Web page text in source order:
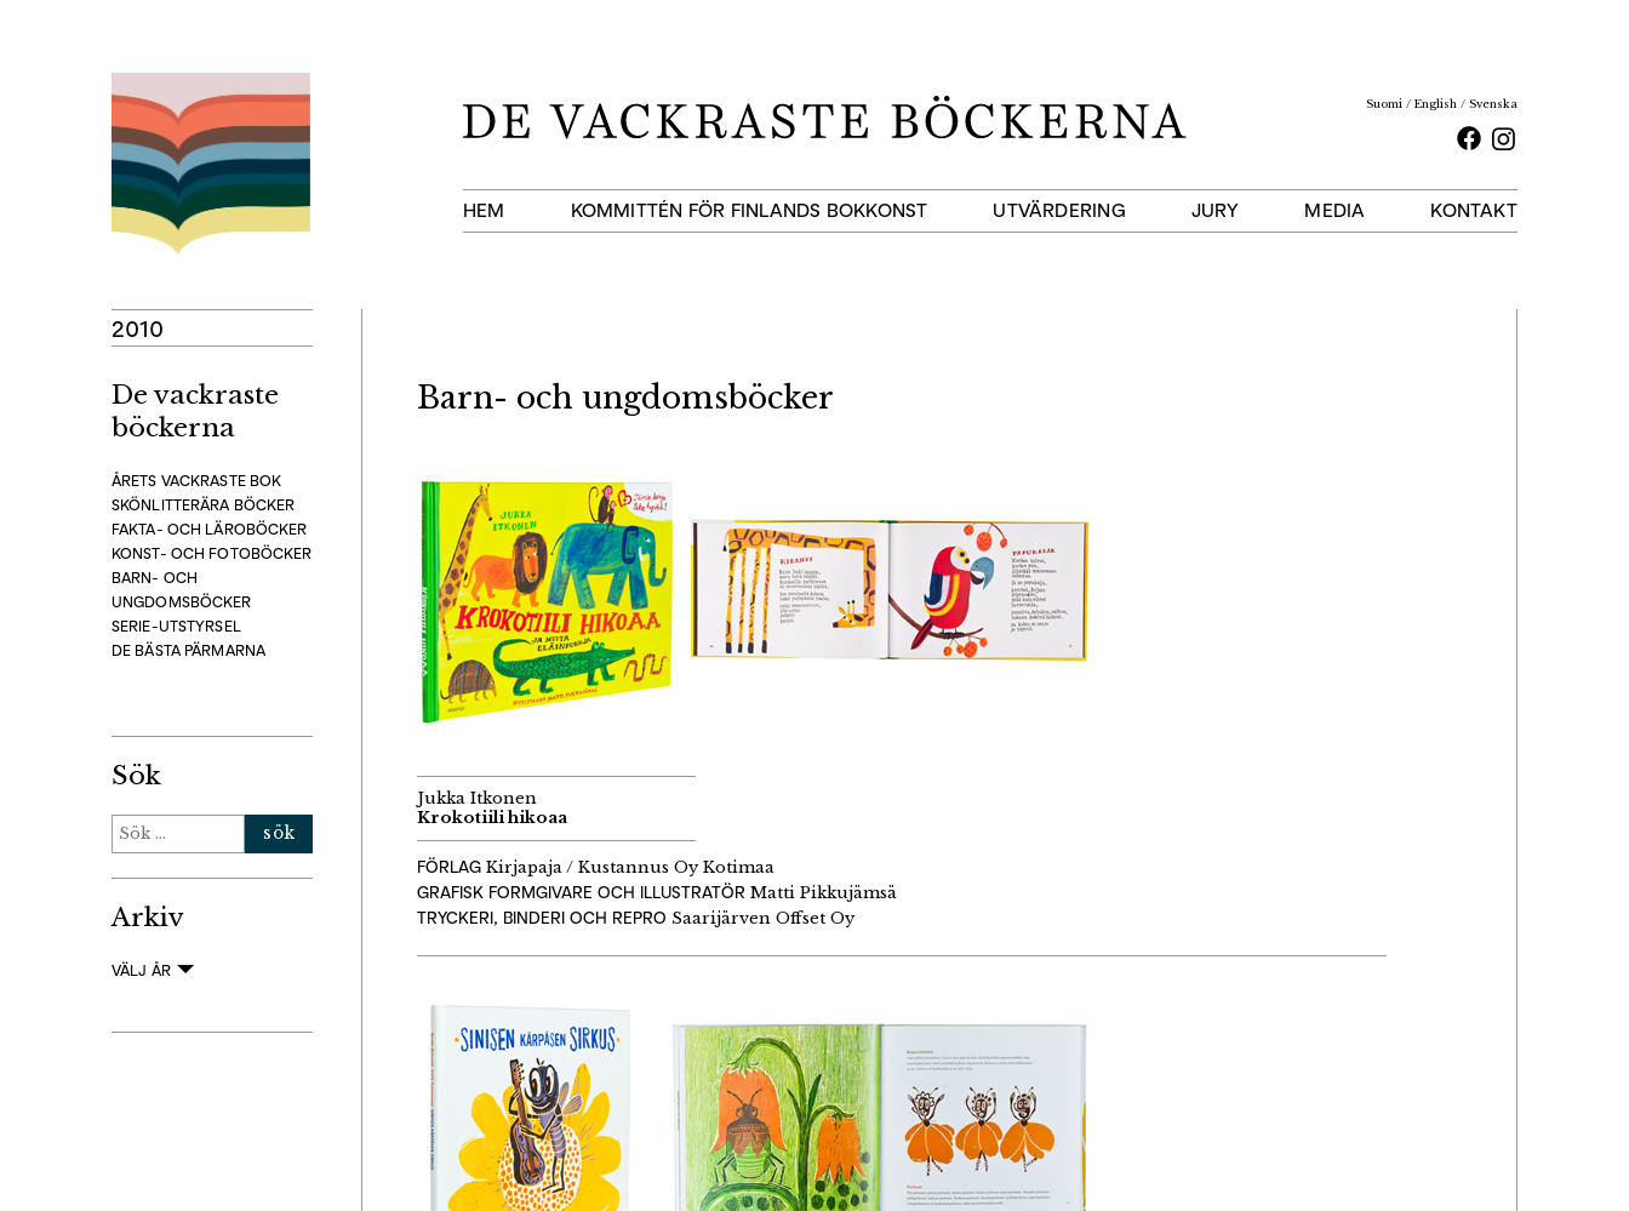
till
innehåll
Suomi English Svenska
Facebook
HEM KOMMITTÉN FÖR FINLANDS BOKKONST UTVÄRDERING JURY MEDIA KONTAKT
2010
De vackraste
böckerna
ÅRETS VACKRASTE BOK
SKÖNLITTERÄRA BÖCKER
FAKTA- OCH LÄROBÖCKER
KONST- OCH FOTOBÖCKER
BARN- OCH
UNGDOMSBÖCKER
SERIE-UTSTYRSEL
DE BÄSTA PÄRMARNA
Sök
Sök
efter:
Arkiv
VÄLJ ÅR
Barn- och ungdomsböcker
Jukka Itkonen
Krokotiili hikoaa
FÖRLAGKirjapaja / Kustannus Oy Kotimaa
GRAFISK FORMGIVARE OCH ILLUSTRATÖR Matti Pikkujämsä
TRYCKERI, BINDERI OCH REPRO Saarijärven Offset Oy